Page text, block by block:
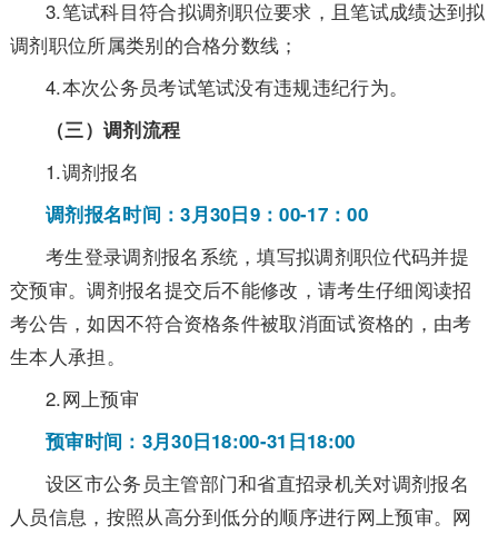
3.笔试科目符合拟调剂职位要求，且笔试成绩达到拟
调剂职位所属类别的合格分数线；
4.本次公务员考试笔试没有违规违纪行为。
（三）调剂流程
1.调剂报名
调剂报名时间：3月30日9：00-17：00
考生登录调剂报名系统，填写拟调剂职位代码并提
交预审。调剂报名提交后不能修改，请考生仔细阅读招
考公告，如因不符合资格条件被取消面试资格的，由考
生本人承担。
2.网上预审
预审时间：3月30日18:00-31日18:00
设区市公务员主管部门和省直招录机关对调剂报名
人员信息，按照从高分到低分的顺序进行网上预审。网